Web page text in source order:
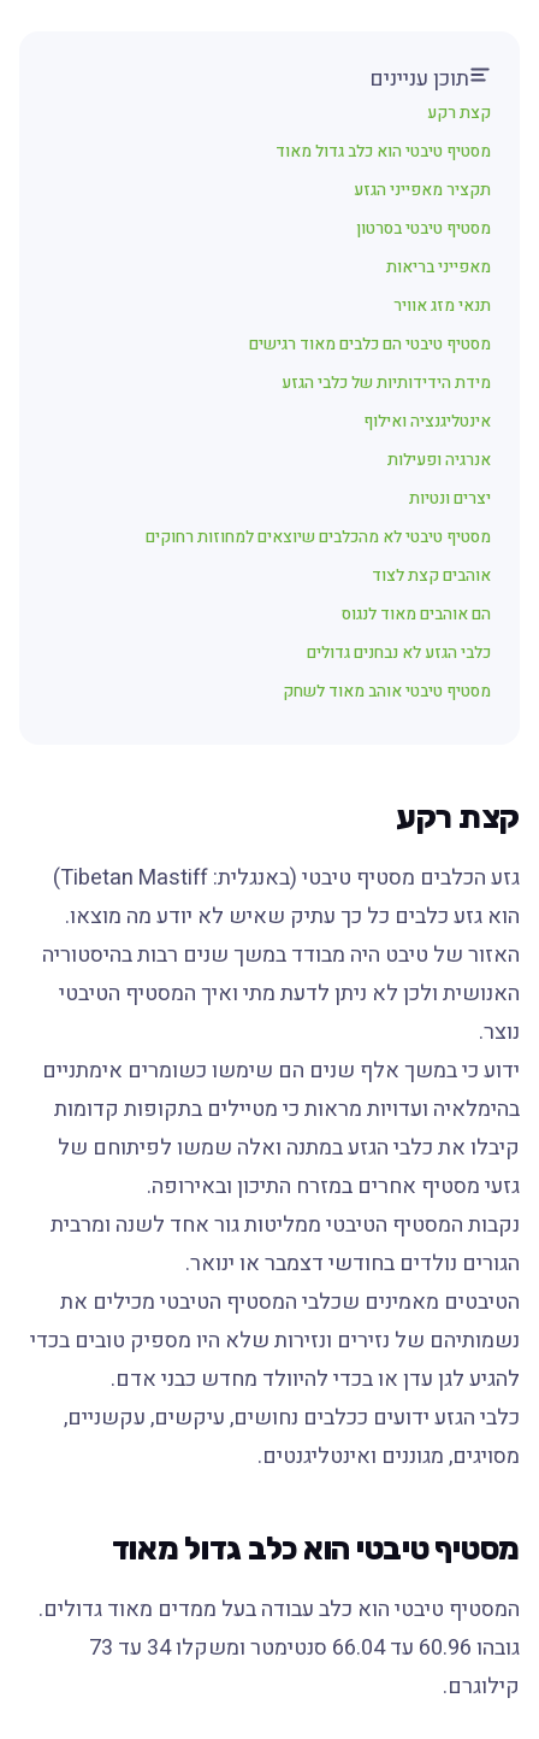
תוכן עניינים
קצת רקע
מסטיף טיבטי הוא כלב גדול מאוד
תקציר מאפייני הגזע
מסטיף טיבטי בסרטון
מאפייני בריאות
תנאי מזג אוויר
מסטיף טיבטי הם כלבים מאוד רגישים
מידת הידידותיות של כלבי הגזע
אינטליגנציה ואילוף
אנרגיה ופעילות
יצרים ונטיות
מסטיף טיבטי לא מהכלבים שיוצאים למחוזות רחוקים
אוהבים קצת לצוד
הם אוהבים מאוד לנגוס
כלבי הגזע לא נבחנים גדולים
מסטיף טיבטי אוהב מאוד לשחק
קצת רקע
גזע הכלבים מסטיף טיבטי (באנגלית: Tibetan Mastiff)
הוא גזע כלבים כל כך עתיק שאיש לא יודע מה מוצאו.
האזור של טיבט היה מבודד במשך שנים רבות בהיסטוריה
האנושית ולכן לא ניתן לדעת מתי ואיך המסטיף הטיבטי
נוצר.
ידוע כי במשך אלף שנים הם שימשו כשומרים אימתניים
בהימלאיה ועדויות מראות כי מטיילים בתקופות קדומות
קיבלו את כלבי הגזע במתנה ואלה שמשו לפיתוחם של
גזעי מסטיף אחרים במזרח התיכון ובאירופה.
נקבות המסטיף הטיבטי ממליטות גור אחד לשנה ומרבית
הגורים נולדים בחודשי דצמבר או ינואר.
הטיבטים מאמינים שכלבי המסטיף הטיבטי מכילים את
נשמותיהם של נזירים ונזירות שלא היו מספיק טובים בכדי
להגיע לגן עדן או בכדי להיוולד מחדש כבני אדם.
כלבי הגזע ידועים ככלבים נחושים, עיקשים, עקשניים,
מסויגים, מגוננים ואינטליגנטים.
מסטיף טיבטי הוא כלב גדול מאוד
המסטיף טיבטי הוא כלב עבודה בעל ממדים מאוד גדולים.
גובהו 60.96 עד 66.04 סנטימטר ומשקלו 34 עד 73
קילוגרם.